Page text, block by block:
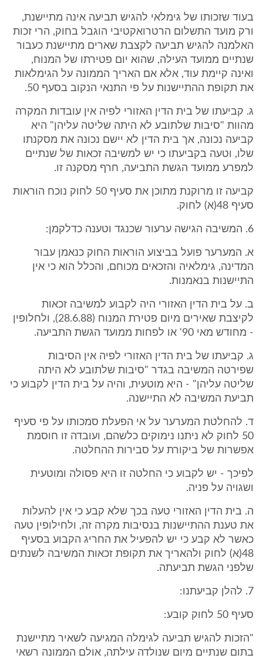
בעוד שזכותו של גימלאי להגיש תביעה אינה מתיישנת,
ורק מועד התשלום הרטרואקטיבי הוגבל בחוק, הרי זכות
האלמנה להגיש תביעה לקצבת שארים מתיישנת כעבור
שנתיים ממועד העילה, שהוא יום פטירתו של המנוח,
ואינה קיימת עוד, אלא אם האריך הממונה על הגימלאות
את תקופת ההתיישנות על פי התנאי הנקוב בסעף 50.
ג. קביעתו של בית הדין האזורי לפיה אין עובדות המקרה
מהוות "סיבות שלתובע לא היתה שליטה עליהן" היא
קביעה נכונה, אך בית הדין לא יישם נכונה את מסקנתו
שלו, וטעה בקביעתו כי יש למשיבה זכאות של שנתיים
למפרע ממועד הגשת התביעה, חרף מסקנה זו.
קביעה זו מרוקנת מתוכן את סעיף 50 לחוק נוכח הוראות
סעיף 48(א) לחוק.
6. המשיבה הגישה ערעור שכנגד וטענה כדלקמן:
א. המערער פועל בביצוע הוראות החוק כנאמן עבור
המדינה, גימלאיה והזכאים מכוחם, והכלל הוא כי אין
התיישנות בנאמנות.
ב. על בית הדין האזורי היה לקבוע למשיבה זכאות
לקיצבת שאירים מיום פטירת המנוח (28.6.88), ולחלופין
- מחודש מאי 90' או לפחות ממועד הגשת התביעה.
ג. קביעתו של בית הדין האזורי לפיה אין הסיבות
שפירטה המשיבה בגדר "סיבות שלתובע לא היתה
שליטה עליהן" - היא מוטעית, והיה על בית הדין לקבוע כי
תביעת המשיבה לא התיישנה.
ד. להחלטת המערער על אי הפעלת סמכותו על פי סעיף
50 לחוק לא ניתנו נימוקים כלשהם, ועובדה זו חוסמת
אפשרות של ביקורת על סבירות ההחלטה.
לפיכך - יש לקבוע כי החלטה זו היא פסולה ומוטעית
ושגויה על פניה.
ה. בית הדין האזורי טעה בכך שלא קבע כי אין להעלות
את טענת ההתיישנות בנסיבות מקרה זה, ולחילופין טעה
כאשר לא קבע כי יש להפעיל את החריג הקבוע בסעיף
48(א) לחוק ולהאריך את תקופת זכאות המשיבה לשנתים
שלפני הגשת תביעתה.
7. להלן קביעתנו:
סעיף 50 לחוק קובע:
"הזכות להגיש תביעה לגימלה המגיעה לשאיר מתיישנת
בתום שנתיים מיום שנולדה עילתה, אולם הממונה רשאי